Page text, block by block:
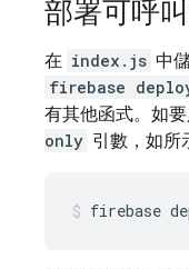
部署可呼
在 index.js 中
firebase
有其他函式。如
only 引數，如所